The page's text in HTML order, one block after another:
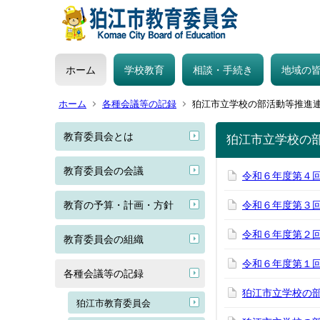
ホーム 学校教育 相談・手続き 地域の
ホーム 各種会議等の記録 狛江市立学校の部活動等推進
教育委員会とは
教育委員会の会議
教育の予算・計画・方針
教育委員会の組織
各種会議等の記録
狛江市教育委員会
狛江市立学校の
令和６年度第４
令和６年度第３
令和６年度第２
令和６年度第１
狛江市立学校の